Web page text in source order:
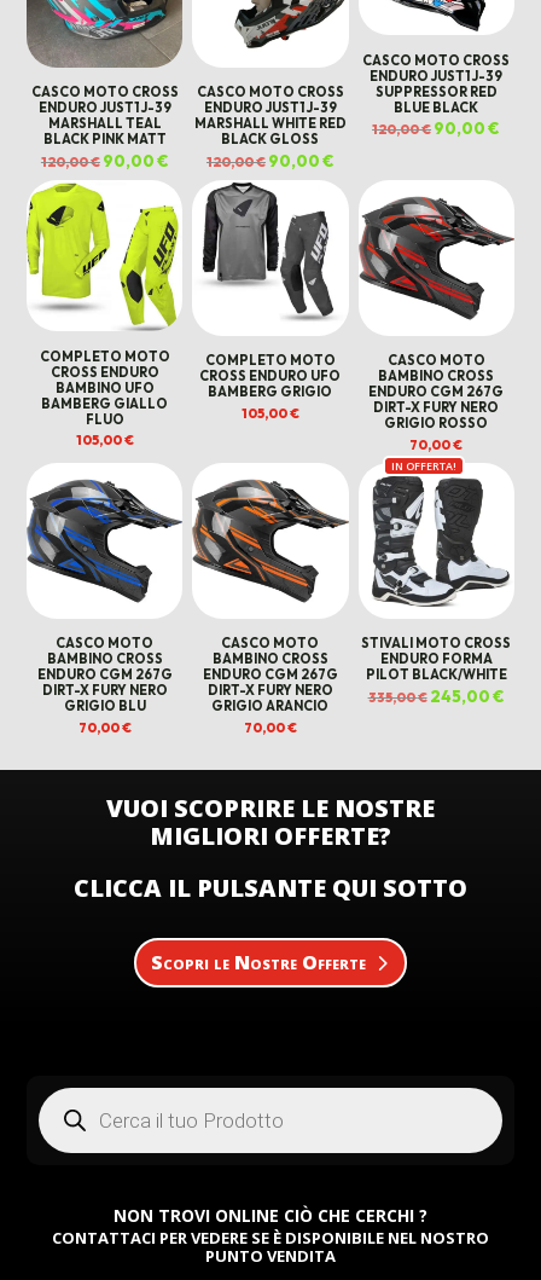
CASCO MOTO CROSS
ENDURO JUST1 J-39
MARSHALL TEAL
BLACK PINK MATT
120,00€ Il
prezzo
originale
era:
120,00 €.
90,00€Il
prezzo
attuale
è:
90,00 €.
CASCO MOTO CROSS
ENDURO JUST1 J-39
MARSHALL WHITE RED
BLACK GLOSS
120,00€ Il
prezzo
originale
era:
120,00 €.
90,00€Il
prezzo
attuale
è:
90,00 €.
CASCO MOTO CROSS
ENDURO JUST1 J-39
SUPPRESSOR RED
BLUE BLACK
120,00€ Il
prezzo
90,00€
COMPLETO MOTO
CROSS ENDURO
BAMBINO UFO
BAMBERG GIALLO
FLUO
105,00€
COMPLETO MOTO
CROSS ENDURO UFO
BAMBERG GRIGIO
105,00€
CASCO MOTO
BAMBINO CROSS
ENDURO CGM 267G
DIRT-X FURY NERO
GRIGIO ROSSO
70,00€
CASCO MOTO
BAMBINO CROSS
ENDURO CGM 267G
DIRT-X FURY NERO
GRIGIO BLU
70,00€
CASCO MOTO
BAMBINO CROSS
ENDURO CGM 267G
DIRT-X FURY NERO
GRIGIO ARANCIO
70,00€
IN OFFERTA!
STIVALI MOTO CROSS
ENDURO FORMA
PILOT BLACK/WHITE
335,00€ Il
prezzo
245,00€Il
VUOI SCOPRIRE LE NOSTRE
MIGLIORI OFFERTE?
CLICCA IL PULSANTE QUI SOTTO
Scopri le Nostre Offerte
Products
search
NON TROVI ONLINE CIÒ CHE CERCHI ?
CONTATTACI PER VEDERE SE È DISPONIBILE NEL NOSTRO
PUNTO VENDITA